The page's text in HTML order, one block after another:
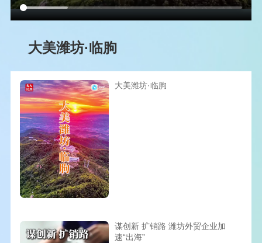
大美潍坊·临朐
大美潍坊·临朐
谋创新 扩销路 潍坊外贸企业加
速“出海”